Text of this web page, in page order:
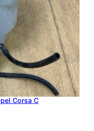
Corsa C